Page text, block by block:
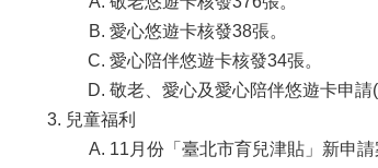
愛心悠遊卡核發38張。
愛心陪伴悠遊卡核發34張。
敬老、愛心及愛心陪伴悠遊卡申
兒童福利
11月份「臺北市育兒津貼」新申